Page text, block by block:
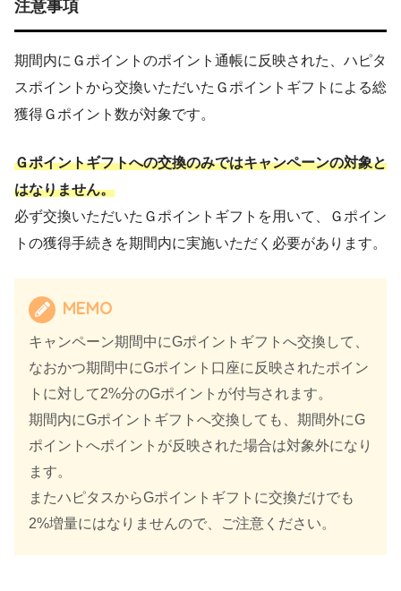
注意事項
期間内にＧポイントのポイント通帳に反映された、ハピタ
スポイントから交換いただいたＧポイントギフトによる総
獲得Ｇポイント数が対象です。
Ｇポイントギフトへの交換のみではキャンペーンの対象と
はなりません。
必ず交換いただいたＧポイントギフトを用いて、Ｇポイン
トの獲得手続きを期間内に実施いただく必要があります。
MEMO
キャンペーン期間中にGポイントギフトへ交換して、
なおかつ期間中にGポイント口座に反映されたポイン
トに対して2%分のGポイントが付与されます。
期間内にGポイントギフトへ交換しても、期間外にG
ポイントへポイントが反映された場合は対象外になり
ます。
またハピタスからGポイントギフトに交換だけでも
2%増量にはなりませんので、ご注意ください。